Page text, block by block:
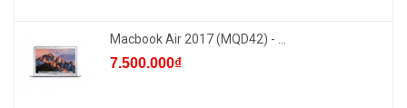
Macbook Air 2017 (MQD42) - ...
7.500.000₫